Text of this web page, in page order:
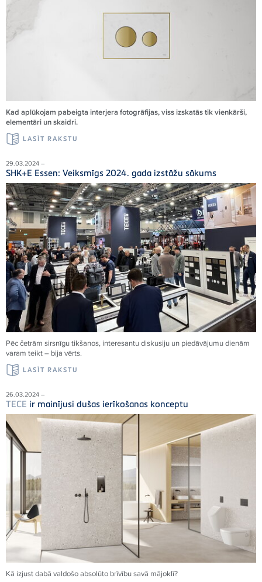
Kad aplūkojam pabeigta interjera fotogrāfijas, viss izskatās tik vienkārši,
elementāri un skaidri.
LASĪT RAKSTU
29.03.2024 –
SHK+E Essen: Veiksmīgs 2024. gada izstāžu sākums
Pēc četrām sirsnīgu tikšanos, interesantu diskusiju un piedāvājumu dienām
varam teikt – bija vērts.
LASĪT RAKSTU
26.03.2024 –
TECE ir mainījusi dušas ierīkošanas konceptu
Kā izjust dabā valdošo absolūto brīvību savā mājoklī?